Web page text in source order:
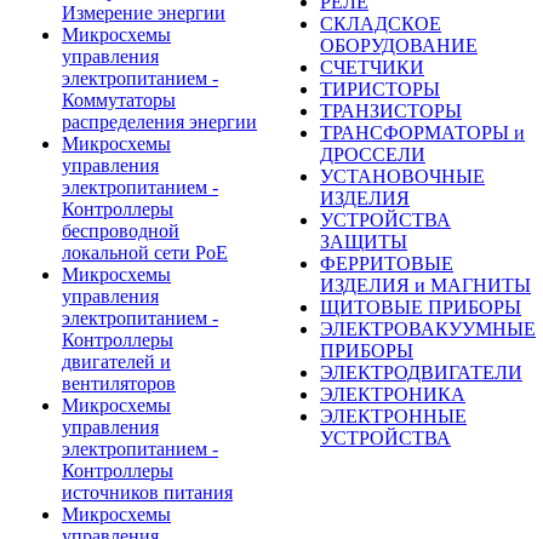
Измерение энергии
Микросхемы
управления
электропитанием -
Коммутаторы
распределения энергии
Микросхемы
управления
электропитанием -
Контроллеры
беспроводной
локальной сети PoE
Микросхемы
управления
электропитанием -
Контроллеры
двигателей и
вентиляторов
Микросхемы
управления
электропитанием -
Контроллеры
источников питания
Микросхемы
СКЛАДСКОЕ
ОБОРУДОВАНИЕ
СЧЕТЧИКИ
ТИРИСТОРЫ
ТРАНЗИСТОРЫ
ТРАНСФОРМАТОРЫ и
ДРОССЕЛИ
УСТАНОВОЧНЫЕ
ИЗДЕЛИЯ
УСТРОЙСТВА
ЗАЩИТЫ
ФЕРРИТОВЫЕ
ИЗДЕЛИЯ и МАГНИТЫ
ЩИТОВЫЕ ПРИБОРЫ
ЭЛЕКТРОВАКУУМНЫЕ
ПРИБОРЫ
ЭЛЕКТРОДВИГАТЕЛИ
ЭЛЕКТРОНИКА
ЭЛЕКТРОННЫЕ
УСТРОЙСТВА